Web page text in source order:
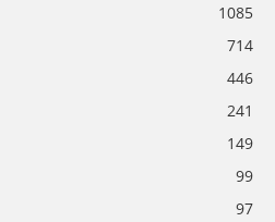
1085
714
446
241
149
99
97